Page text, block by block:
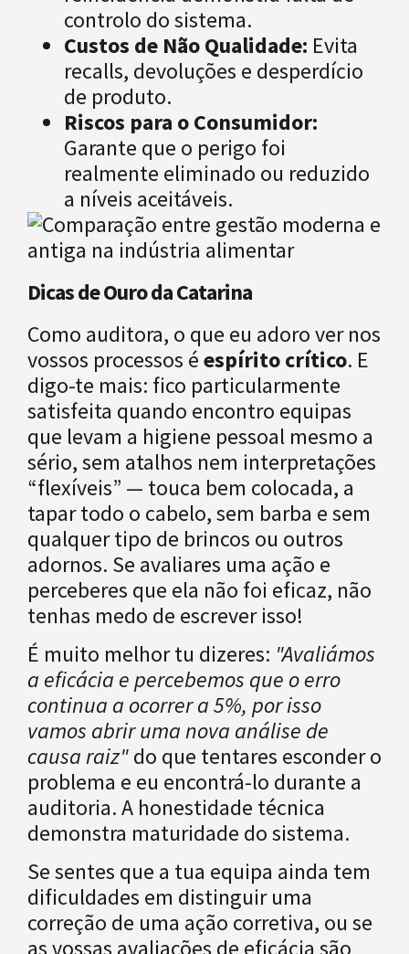
controlo do sistema.
Custos de Não Qualidade: Evita
recalls, devoluções e desperdício
de produto.
Riscos para o Consumidor:
Garante que o perigo foi
realmente eliminado ou reduzido
a níveis aceitáveis.
Dicas de Ouro da Catarina
Como auditora, o que eu adoro ver nos
vossos processos éespírito crítico. E
digo-te mais: fico particularmente
satisfeita quando encontro equipas
que levam a higiene pessoal mesmo a
sério, sem atalhos nem interpretações
“flexíveis” — touca bem colocada, a
tapar todo o cabelo, sem barba e sem
qualquer tipo de brincos ou outros
adornos. Se avaliares uma ação e
perceberes que ela não foi eficaz, não
tenhas medo de escrever isso!
É muito melhor tu dizeres: "Avaliámos
a eficácia e percebemos que o erro
continua a ocorrer a 5%, por isso
vamos abrir uma nova análise de
causa raiz"do que tentares esconder o
problema e eu encontrá-lo durante a
auditoria. A honestidade técnica
demonstra maturidade do sistema.
Se sentes que a tua equipa ainda tem
dificuldades em distinguir uma
correção de uma ação corretiva, ou se